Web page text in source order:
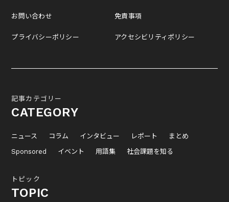
お問い合わせ
プライバシーポリシー
免責事項
アクセシビリティポリシー
記事カテゴリー
CATEGORY
ニュース コラム インタビュー レポート
まとめ
Sponsored
イベント 用語集 社会課題を知る
トピック
TOPIC